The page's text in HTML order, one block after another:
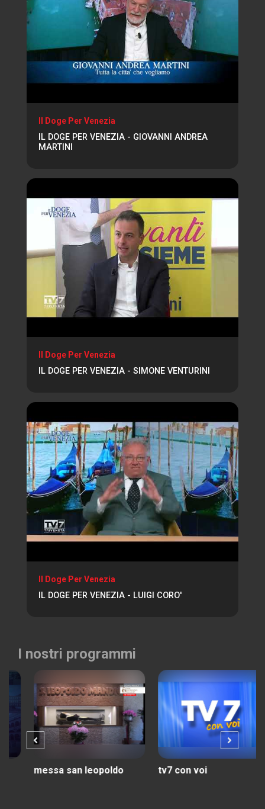
Il Doge Per Venezia
IL DOGE PER VENEZIA - GIOVANNI ANDREA
MARTINI
Il Doge Per Venezia
IL DOGE PER VENEZIA - SIMONE VENTURINI
Il Doge Per Venezia
IL DOGE PER VENEZIA - LUIGI CORO'
I nostri programmi
messa san leopoldo tv7 con voi